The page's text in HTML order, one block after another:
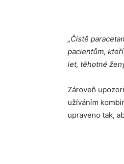
„Čistě
pacientům,
let, těhotné
Zároveň
užíváním
upraveno tak,